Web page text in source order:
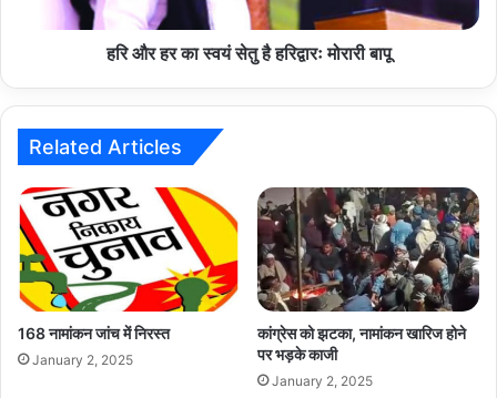
हरि और हर का स्वयं सेतु है हरिद्वारः मोरारी बापू
Related Articles
168 नामांकन जांच में निरस्त
January 2, 2025
कांग्रेस को झटका, नामांकन खारिज होने
पर भड़के काजी
January 2, 2025